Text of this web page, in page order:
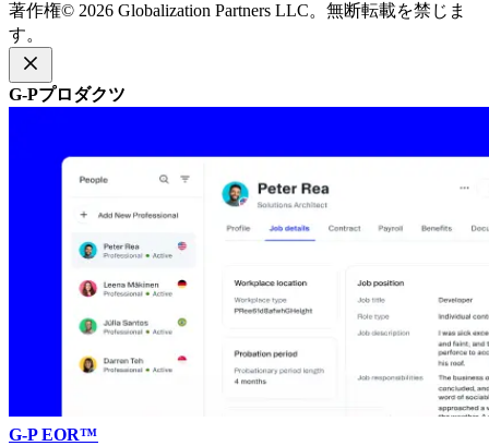
著作権© 2026 Globalization Partners LLC。無断転載を禁じま
す。​​
G-Pプロダクツ​​
G-P EOR™​​